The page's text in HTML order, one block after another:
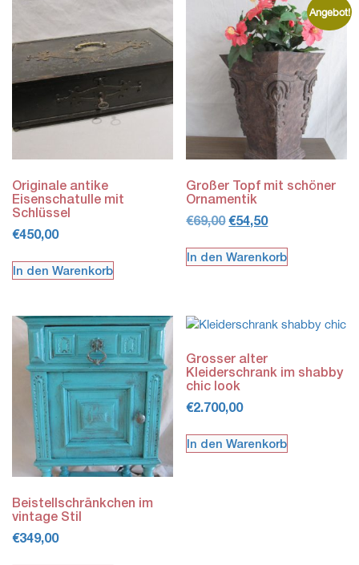
Originale antike
Eisenschatulle mit
Schlüssel
€450,00
In den Warenkorb
Angebot!
Großer Topf mit schöner
Ornamentik
€69,00Ursprünglicher
war:
€54,50Aktueller
ist:
In den Warenkorb
Beistellschränkchen im
vintage Stil
€349,00
Grosser alter
Kleiderschrank im shabby
chic look
€2.700,00
In den Warenkorb